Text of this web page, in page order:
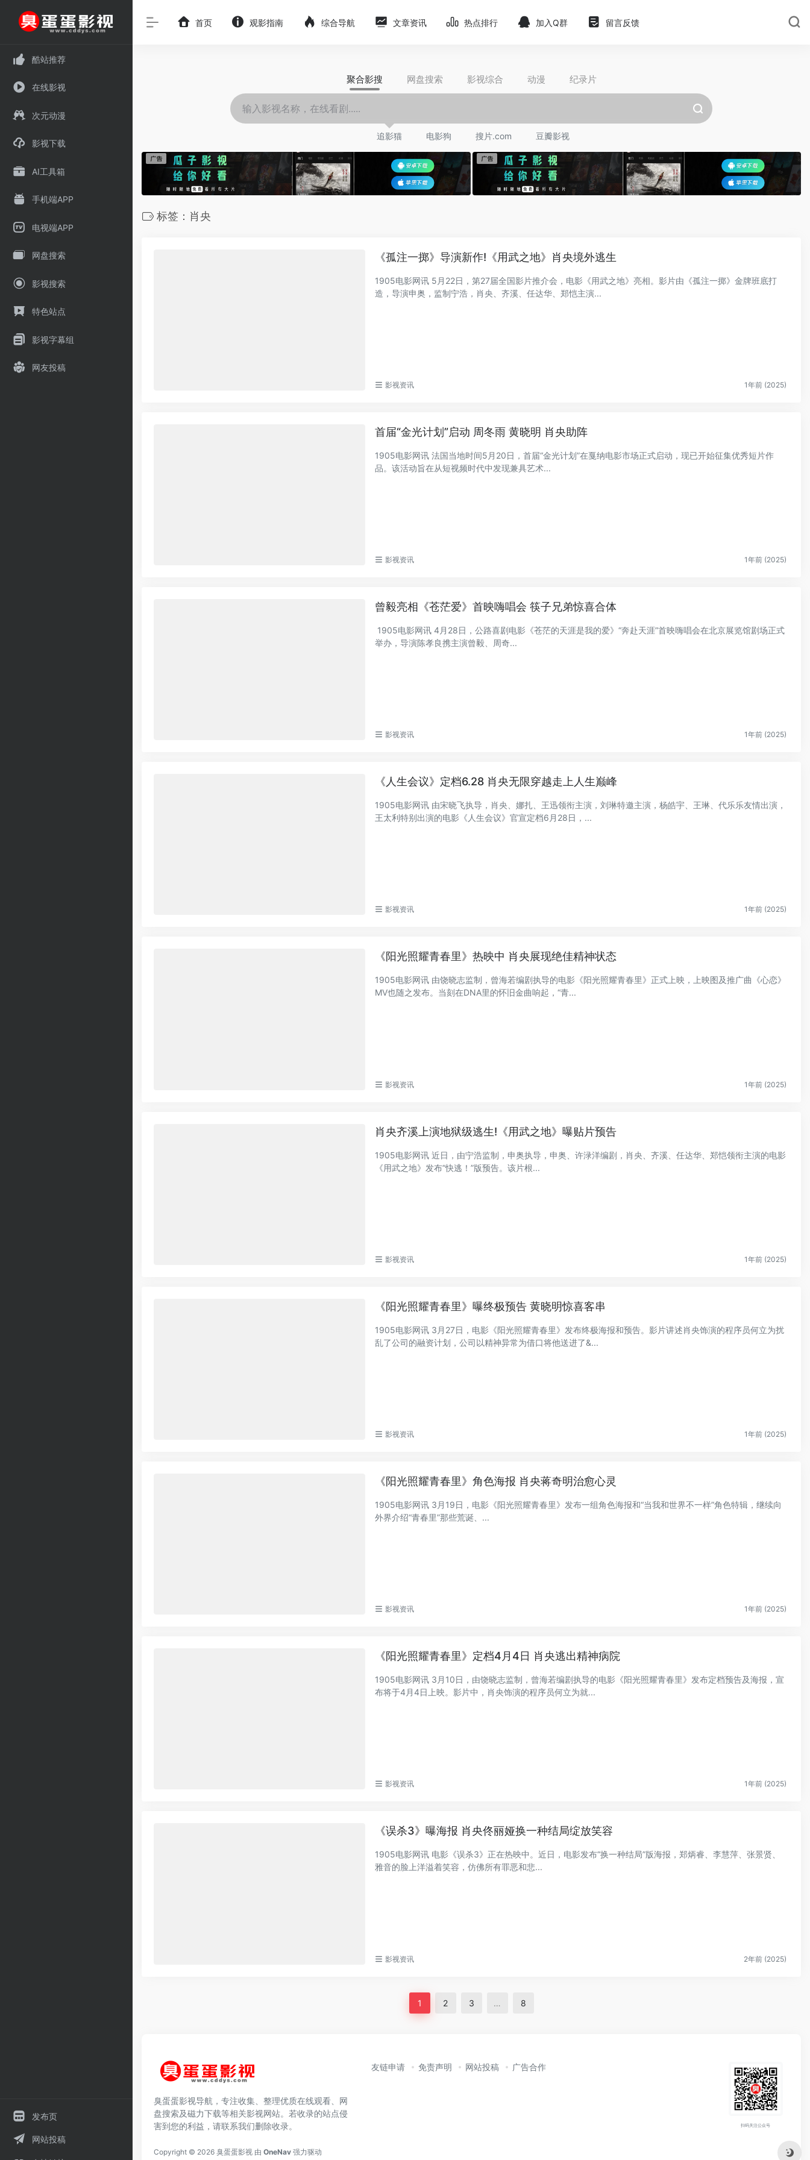
酷站推荐
在线影视
次元动漫
影视下载
AI工具箱
手机端APP
电视端APP
网盘搜索
影视搜索
特色站点
影视字幕组
网友投稿
发布页
网站投稿
首页 观影指南 综合导航 文章资讯 热点排行 加入Q群 留言反馈
聚合影搜 网盘搜索 影视综合 动漫 纪录片
追影猫 电影狗 搜片.com 豆瓣影视
标签：肖央
《孤注一掷》导演新作!《用武之地》肖央境外逃生
1905电影网讯 5月22日，第27届全国影片推介会，电影《用武之地》亮相。影片由《孤注一掷》金牌班底打
造，导演申奥，监制宁浩，肖央、齐溪、任达华、郑恺主演...
影视资讯 1年前 (2025)
首届“金光计划”启动 周冬雨 黄晓明 肖央助阵
1905电影网讯 法国当地时间5月20日，首届“金光计划”在戛纳电影市场正式启动，现已开始征集优秀短片作
品。该活动旨在从短视频时代中发现兼具艺术...
影视资讯 1年前 (2025)
曾毅亮相《苍茫爱》首映嗨唱会 筷子兄弟惊喜合体
1905电影网讯 4月28日，公路喜剧电影《苍茫的天涯是我的爱》“奔赴天涯”首映嗨唱会在北京展览馆剧场正式
举办，导演陈孝良携主演曾毅、周奇...
影视资讯 1年前 (2025)
《人生会议》定档6.28 肖央无限穿越走上人生巅峰
1905电影网讯 由宋晓飞执导，肖央、娜扎、王迅领衔主演，刘琳特邀主演，杨皓宇、王琳、代乐乐友情出演，
王太利特别出演的电影《人生会议》官宣定档6月28日，...
影视资讯 1年前 (2025)
《阳光照耀青春里》热映中 肖央展现绝佳精神状态
1905电影网讯 由饶晓志监制，曾海若编剧执导的电影《阳光照耀青春里》正式上映，上映图及推广曲《心恋》
MV也随之发布。当刻在DNA里的怀旧金曲响起，“青...
影视资讯 1年前 (2025)
肖央齐溪上演地狱级逃生!《用武之地》曝贴片预告
1905电影网讯 近日，由宁浩监制，申奥执导，申奥、许渌洋编剧，肖央、齐溪、任达华、郑恺领衔主演的电影
《用武之地》发布“快逃！”版预告。该片根...
影视资讯 1年前 (2025)
《阳光照耀青春里》曝终极预告 黄晓明惊喜客串
1905电影网讯 3月27日，电影《阳光照耀青春里》发布终极海报和预告。影片讲述肖央饰演的程序员何立为扰
乱了公司的融资计划，公司以精神异常为借口将他送进了&...
影视资讯 1年前 (2025)
《阳光照耀青春里》角色海报 肖央蒋奇明治愈心灵
1905电影网讯 3月19日，电影《阳光照耀青春里》发布一组角色海报和“当我和世界不一样”角色特辑，继续向
外界介绍“青春里”那些荒诞、...
影视资讯 1年前 (2025)
《阳光照耀青春里》定档4月4日 肖央逃出精神病院
1905电影网讯 3月10日，由饶晓志监制，曾海若编剧执导的电影《阳光照耀青春里》发布定档预告及海报，宣
布将于4月4日上映。影片中，肖央饰演的程序员何立为就...
影视资讯 1年前 (2025)
《误杀3》曝海报 肖央佟丽娅换一种结局绽放笑容
1905电影网讯 电影《误杀3》正在热映中。近日，电影发布“换一种结局”版海报，郑炳睿、李慧萍、张景贤、
雅音的脸上洋溢着笑容，仿佛所有罪恶和悲...
影视资讯 2年前 (2025)
1 2 3 … 8
臭蛋蛋影视导航，专注收集、整理优质在线观看、网
盘搜索及磁力下载等相关影视网站。若收录的站点侵
害到您的利益，请联系我们删除收录。
友链申请 免责声明 网站投稿 广告合作
扫码关注公众号
Copyright © 2026 臭蛋蛋影视 由 OneNav 强力驱动